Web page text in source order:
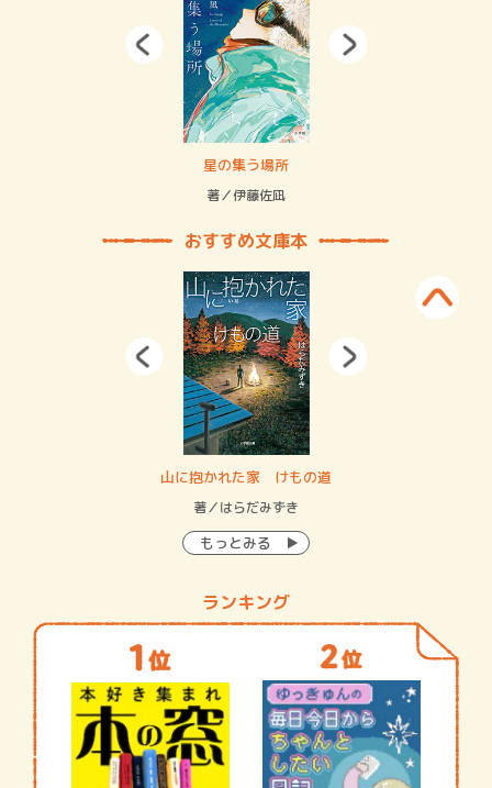
星の集う場所
著／伊藤佐凪
おすすめ文庫本
山に抱かれた家 けもの道
著／はらだみずき
もっとみる
ランキング